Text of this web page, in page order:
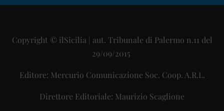
Copyright © ilSicilia | aut. Tribunale di Palermo n.11 del
29/09/2015
Editore: Mercurio Comunicazione Soc. Coop. A.R.L.
Direttore Editoriale: Maurizio Scaglione